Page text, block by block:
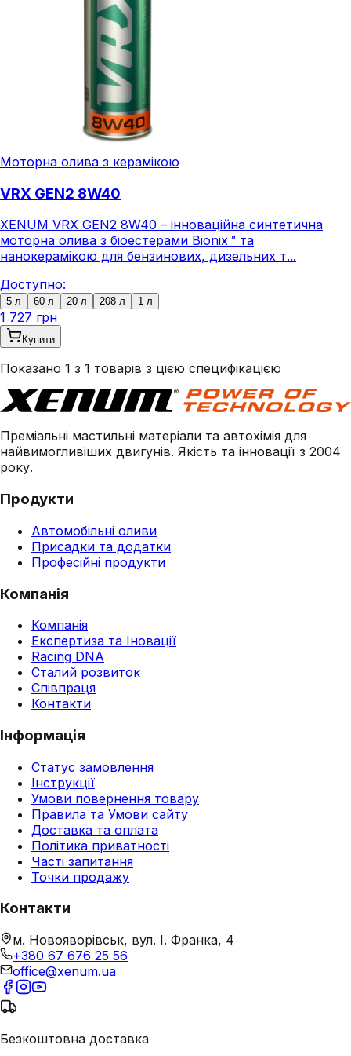
Моторна олива з керамікою
VRX GEN2 8W40
XENUM VRX GEN2 8W40 – інноваційна синтетична
моторна олива з біоестерами Bionix™ та
нанокерамікою для бензинових, дизельних т...
Доступно:
5 л 60 л 20 л 208 л 1 л
1 727 грн
Купити
Показано 1 з 1 товарів з цією специфікацією
Преміальні мастильні матеріали та автохімія для
найвимогливіших двигунів. Якість та інновації з 2004
року.
Продукти
Автомобільні оливи
Присадки та додатки
Професійні продукти
Компанія
Компанія
Експертиза та Іновації
Racing DNA
Сталий розвиток
Співпраця
Контакти
Інформація
Статус замовлення
Інструкції
Умови повернення товару
Правила та Умови сайту
Доставка та оплата
Політика приватності
Часті запитання
Точки продажу
Контакти
м. Новояворівськ, вул. І. Франка, 4
+380 67 676 25 56
office@xenum.ua
Безкоштовна доставка